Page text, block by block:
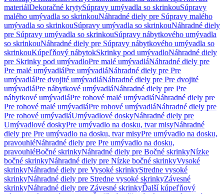
materiálDekoračné krytySúpravy umývadla so skrinkouSúpravy
malého umývadla so skrinkouNáhradné diely pre Súpravy malého
umývadla so skrinkouSúpravy umývadla so skrinkouNáhradné diely
pre Súpravy umývadla so skrinkouSúpravy nábytkového umývadla
so skrinkouNáhradné diely pre Súpravy nábytkového umývadla so
skrinkouKúpeľňový nábytokSkrinky pod umývadloNáhradné diely
pre Skrinky pod umývadloPre malé umývadláNáhradné diely pre
Pre malé umývadláPre umývadláNáhradné diely pre Pre
umývadláPre dvojité umývadláNáhradné diely pre Pre dvojité
umývadláPre nábytkové umývadláNáhradné diely pre Pre
nábytkové umývadláPre rohové malé umývadláNáhradné diely pre
Pre rohové malé umývadláPre rohové umývadláNáhradné diely pre
Pre rohové umývadláUmývadlové doskyNáhradné diely pre
Umývadlové doskyPre umývadlo na dosku, tvar misyNáhradné
diely pre Pre umývadlo na dosku, tvar misyPre umývadlo na dosku,
pravouhléNáhradné diely pre Pre umývadlo na dosku,
pravouhléBočné skrinkyNáhradné diely pre Bočné skrinkyNízke
bočné skrinkyNáhradné diely pre Nízke bočné skrinkyVysoké
skrinkyNáhradné diely pre Vysoké skrinkyStredne vysoké
skrinkyNáhradné diely pre Stredne vysoké skrinkyZávesné
skrinkyNáhradné diely pre Závesné skrinkyĎalší kúpeľňový